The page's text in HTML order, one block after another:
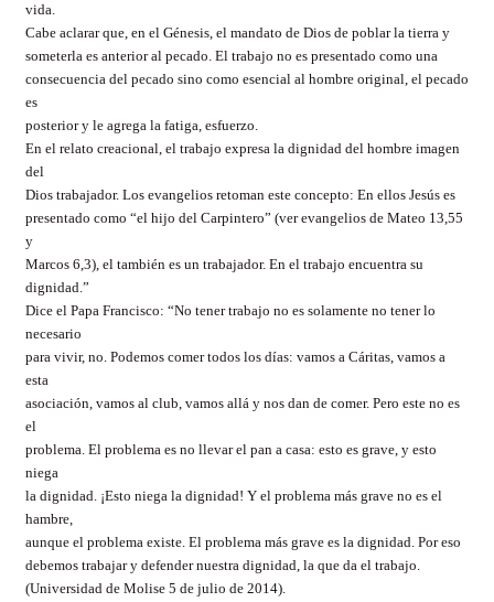
vida.
Cabe aclarar que, en el Génesis, el mandato de Dios de poblar la tierra y
someterla es anterior al pecado. El trabajo no es presentado como una
consecuencia del pecado sino como esencial al hombre original, el pecado
es
posterior y le agrega la fatiga, esfuerzo.
En el relato creacional, el trabajo expresa la dignidad del hombre imagen
del
Dios trabajador. Los evangelios retoman este concepto: En ellos Jesús es
presentado como “el hijo del Carpintero” (ver evangelios de Mateo 13,55
y
Marcos 6,3), el también es un trabajador. En el trabajo encuentra su
dignidad.”
Dice el Papa Francisco: “No tener trabajo no es solamente no tener lo
necesario
para vivir, no. Podemos comer todos los días: vamos a Cáritas, vamos a
esta
asociación, vamos al club, vamos allá y nos dan de comer. Pero este no es
el
problema. El problema es no llevar el pan a casa: esto es grave, y esto
niega
la dignidad. ¡Esto niega la dignidad! Y el problema más grave no es el
hambre,
aunque el problema existe. El problema más grave es la dignidad. Por eso
debemos trabajar y defender nuestra dignidad, la que da el trabajo.
(Universidad de Molise 5 de julio de 2014).